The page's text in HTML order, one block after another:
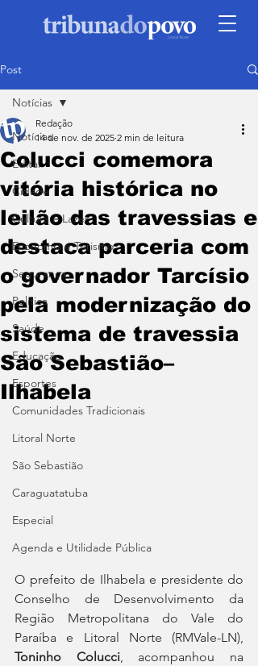
Post
Notícias
Edital
Cidade
Cultura e Lazer
Economia e Turismo
Segurança
Política
Saúde
Educação
Esportes
Comunidades Tradicionais
Litoral Norte
São Sebastião
Caraguatatuba
Especial
Agenda e Utilidade Pública
Notícias
Colucci comemora
vitória histórica no
leilão das travessias e
destaca parceria com
o governador Tarcísio
pela modernização do
sistema de travessia
São Sebastião–
Ilhabela
Redação
14 de nov. de 2025 2 min de leitura
O prefeito de Ilhabela e presidente do
Conselho de Desenvolvimento da
Região Metropolitana do Vale do
Toninho Colucci, acompanhou na